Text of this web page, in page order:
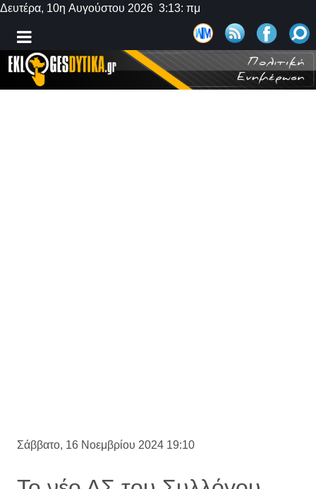
Δευτέρα, 10η Αυγούστου 2026 3:13: πμ
Σάββατο, 16 Νοεμβρίου 2024 19:10